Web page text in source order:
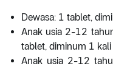
Dewasa: 1 tablet,
Anak usia 2-12
tablet, diminum 1 kali
Anak usia 2-12